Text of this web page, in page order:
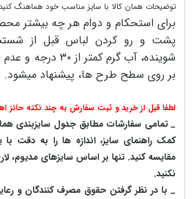
توضیحات همان کالا با سایز مناسب خود هماهنگ
برای استحکام و دوام هر چه بیشتر
پشت و رو کردن لباس قبل از
شوینده، آب گرم کمتر
بر روی سطح طرح ها، پیشنهاد میشود.
لطفا قبل از خرید و ثبت سفارش به چند نکته حائز
_ تمامی سفارشات مطابق جدول سایزبندی
کمک راهنمای سایز، اندازه ها را به دقت
مقایسه کنید. تنها بر اساس سایزهای مدیوم،
نکنید.
_ با در نظر گرفتن حقوق مصرف کنندگان و